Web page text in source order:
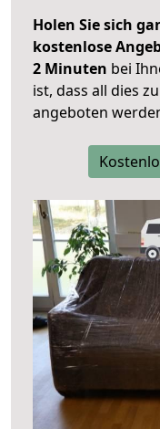
Holen Sie sich
kostenlose
2 Minuten bei
ist, dass all dies
angeboten